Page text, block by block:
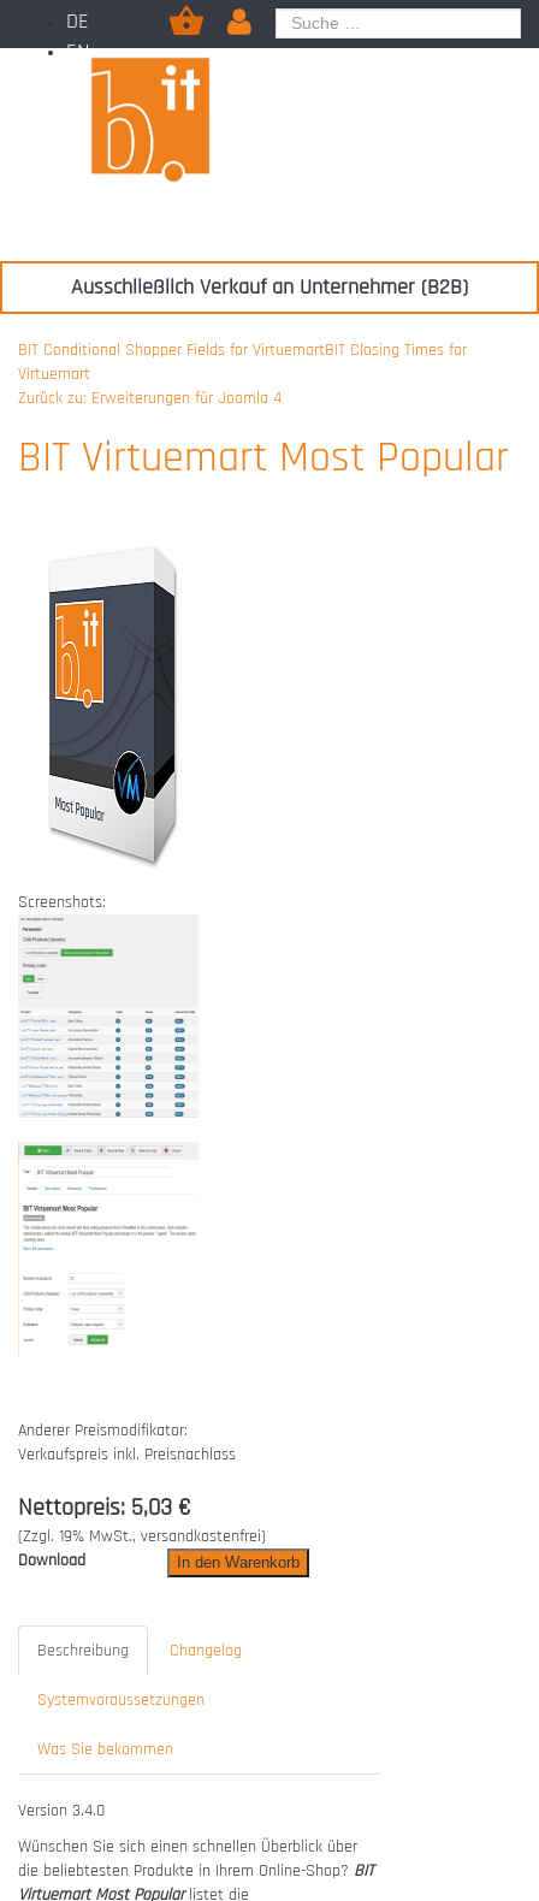
DE
EN
Ausschließlich Verkauf an Unternehmer (B2B)
BIT Conditional Shopper Fields for VirtuemartBIT Closing Times for
Virtuemart
Zurück zu: Erweiterungen für Joomla 4
BIT Virtuemart Most Popular
Screenshots:
Anderer Preismodifikator:
Verkaufspreis inkl. Preisnachlass
Nettopreis: 5,03 €
(Zzgl. 19% MwSt., versandkostenfrei)
Download
Beschreibung Changelog
Systemvoraussetzungen
Was Sie bekommen
Version 3.4.0
Wünschen Sie sich einen schnellen Überblick über
die beliebtesten Produkte in Ihrem Online-Shop? BIT
Virtuemart Most Popularlistet die